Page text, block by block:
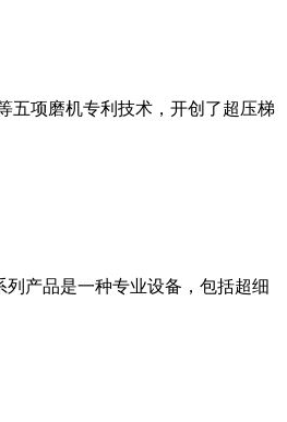
五项磨机专利技术，开创了超压梯
产品是一种专业设备，包括超细